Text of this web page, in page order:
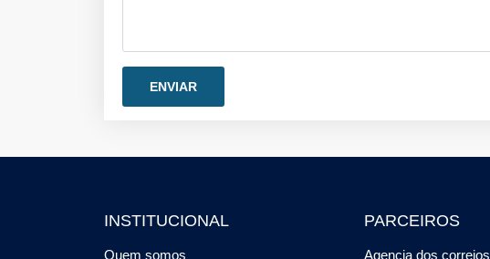
INSTITUCIONAL
Quem somos
PARCEIROS
Agencia dos correios